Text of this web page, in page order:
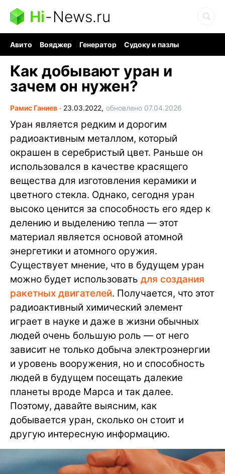
Hi-News.ru
Авито Вояджер Генератор
Судоку и пазлы
Как добывают уран и
зачем он нужен?
Рамис Ганиев ∙ 23.03.2022, обновлено 07.04.2026
Уран является редким и дорогим
радиоактивным металлом, который
окрашен в серебристый цвет. Раньше он
использовался в качестве красящего
вещества для изготовления керамики и
цветного стекла. Однако, сегодня уран
высоко ценится за способность его ядер к
делению и выделению тепла — этот
материал является основой атомной
энергетики и атомного оружия.
Существует мнение, что в будущем уран
можно будет использовать для создания
ракетных двигателей. Получается, что этот
радиоактивный химический элемент
играет в науке и даже в жизни обычных
людей очень большую роль — от него
зависит не только добыча электроэнергии
и уровень вооружения, но и способность
людей в будущем посещать далекие
планеты вроде Марса и так далее.
Поэтому, давайте выясним, как
добывается уран, сколько он стоит и
другую интересную информацию.